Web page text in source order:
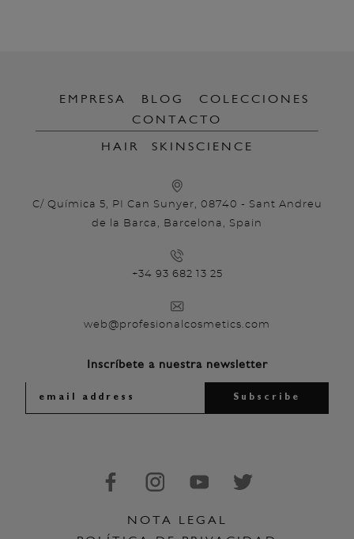
EMPRESA BLOG
COLECCIONES
CONTACTO
HAIR SKINSCIENCE
C/ Química 5, PI Can Sunyer, 08740 - Sant Andreu
de la Barca, Barcelona, Spain
+34 93 682 13 25
web@profesionalcosmetics.com
Inscríbete a nuestra newsletter
NOTA LEGAL